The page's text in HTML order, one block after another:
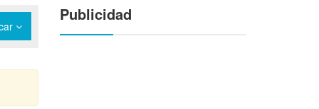
Publicidad